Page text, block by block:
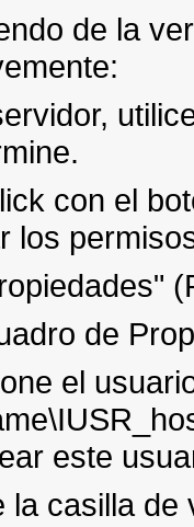
de la
con el
los
de
el
este
la casilla